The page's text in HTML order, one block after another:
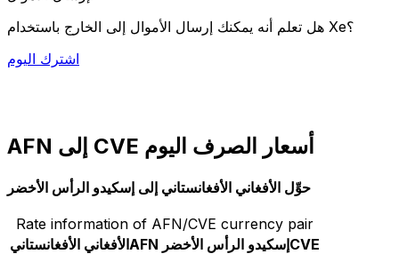
هل تعلم أنه يمكنك إرسال الأموال إلى الخارج باستخدام Xe؟
اشترك اليوم
AFN إلى CVE أسعار الصرف اليوم
حوِّل الأفغاني الأفغانستاني إلى إسكيدو الرأس الأخضر
Rate information of AFN/CVE currency pair
الأفغاني الأفغانستانيAFN إسكيدو الرأس الأخضرCVE